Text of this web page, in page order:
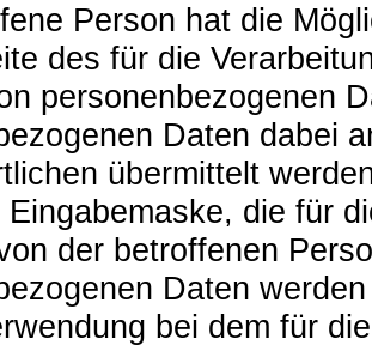
Person hat die
des für die
personenbezogenen
Daten dabei
übermittelt
Eingabemaske, die für
der betroffenen
Daten
bei dem für